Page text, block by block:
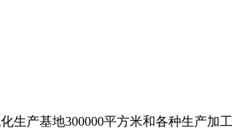
生产基地300000平方米和各种生产加